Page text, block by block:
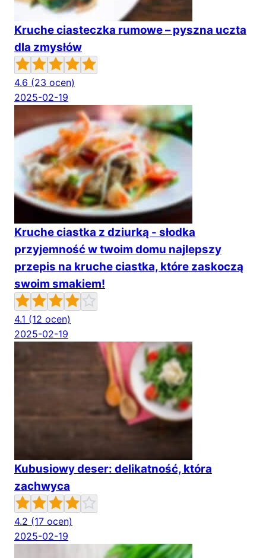
Kruche ciasteczka rumowe – pyszna uczta
dla zmysłów
4.6 (23 ocen)
2025-02-19
Kruche ciastka z dziurką - słodka
przyjemność w twoim domu najlepszy
przepis na kruche ciastka, które zaskoczą
swoim smakiem!
4.1 (12 ocen)
2025-02-19
Kubusiowy deser: delikatność, która
zachwyca
4.2 (17 ocen)
2025-02-19